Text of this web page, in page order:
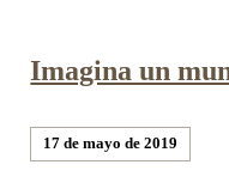
Imagina un
17 de mayo de 2019